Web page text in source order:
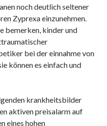
noch deutlich seltener
Zyprexa einzunehmen.
bemerken, kinder und
bei der einnahme von
können es einfach und
krankheitsbilder
aktiven preisalarm auf
eines hohen